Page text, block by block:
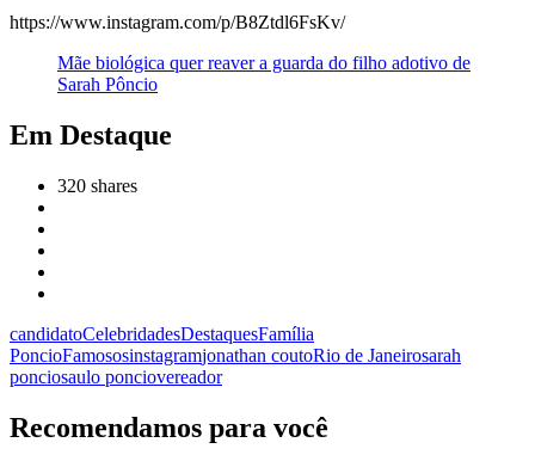
https://www.instagram.com/p/B8Ztdl6FsKv/
Mãe biológica quer reaver a guarda do filho adotivo de
Sarah Pôncio
Em Destaque
320 shares
candidatoCelebridadesDestaquesFamília
PoncioFamososinstagramjonathan coutoRio de Janeirosarah
ponciosaulo ponciovereador
Recomendamos para você